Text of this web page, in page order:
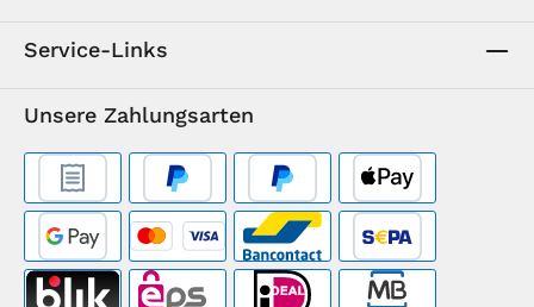
Service-Links
Unsere Zahlungsarten